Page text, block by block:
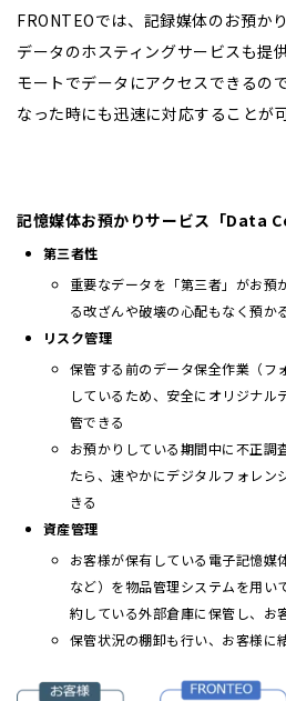
FRONTEOでは、記録媒体のお預か
データのホスティングサービスも提
モートでデータにアクセスできるの
なった時にも迅速に対応することが
記憶媒体お預かりサービス「Data
第三者性
重要なデータを「第三者」がお預
る改ざんや破壊の心配もなく預か
リスク管理
保管する前のデータ保全作業（フ
しているため、安全にオリジナル
管できる
お預かりしている期間中に不正調
たら、速やかにデジタルフォレン
きる
資産管理
お客様が保有している電子記憶媒
など）を物品管理システムを用い
約している外部倉庫に保管し、お
保管状況の棚卸も行い、お客様に